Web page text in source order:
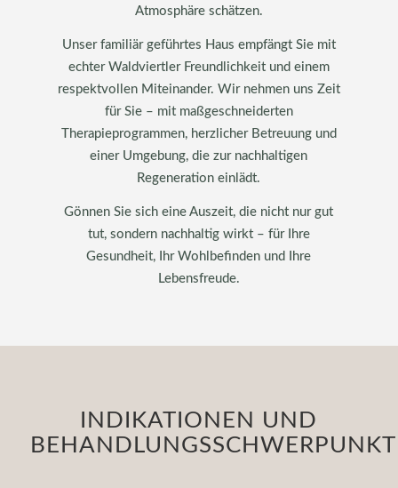
Atmosphäre schätzen.
Unser familiär geführtes Haus empfängt Sie mit
echter Waldviertler Freundlichkeit und einem
respektvollen Miteinander. Wir nehmen uns Zeit
für Sie – mit maßgeschneiderten
Therapieprogrammen, herzlicher Betreuung und
einer Umgebung, die zur nachhaltigen
Regeneration einlädt.
Gönnen Sie sich eine Auszeit, die nicht nur gut
tut, sondern nachhaltig wirkt – für Ihre
Gesundheit, Ihr Wohlbefinden und Ihre
Lebensfreude.
INDIKATIONEN UND